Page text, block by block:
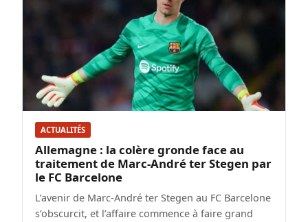
ACTUALITÉS
Allemagne : la colère gronde face au
traitement de Marc-André ter Stegen par
le FC Barcelone
L’avenir de Marc-André ter Stegen au FC Barcelone
s’obscurcit, et l’affaire commence à faire grand